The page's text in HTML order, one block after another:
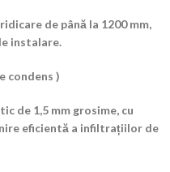
de până la 1200 mm,
instalare.
condens )
de 1,5 mm grosime, cu
eficientă a infiltrațiilor de